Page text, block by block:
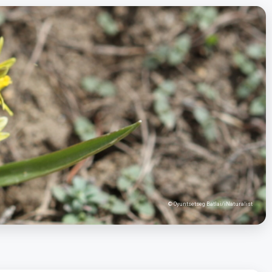
© Oyuntsetseg Batlai/iNaturalist